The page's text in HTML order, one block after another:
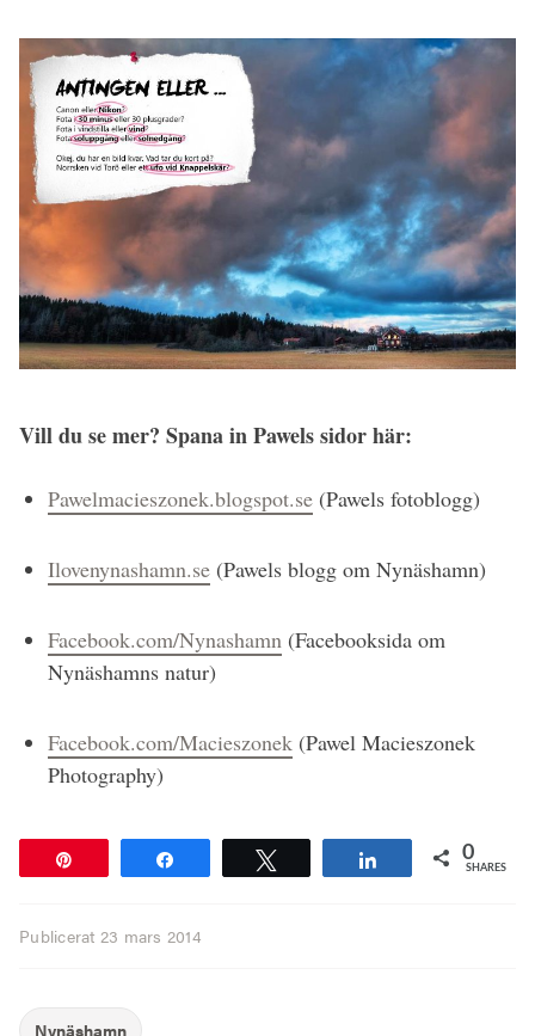
Vill du se mer? Spana in Pawels sidor här:
Pawelmacieszonek.blogspot.se (Pawels fotoblogg)
Ilovenynashamn.se (Pawels blogg om Nynäshamn)
Facebook.com/Nynashamn (Facebooksida om
Nynäshamns natur)
Facebook.com/Macieszonek (Pawel Macieszonek
Photography)
Share 0
SHARES
Publicerat 23 mars 2014